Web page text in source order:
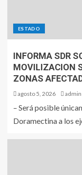
ESTADO
INFORMA SDR
MOVILIZACION
ZONAS
agosto 5, 2026 admin
– Será posible
Doramectina a los